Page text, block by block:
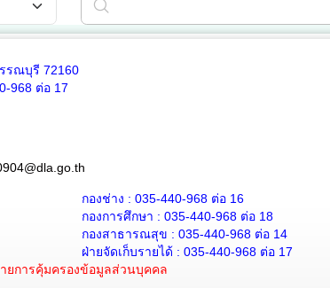
รณบุรี 72160
968 ต่อ 17
กองช่าง : 035-440-968 ต่อ 16
กองการศึกษา : 035-440-968 ต่อ 18
กองสาธารณสุข : 035-440-968 ต่อ 14
ฝ่ายจัดเก็บรายได้ : 035-440-968 ต่อ 17
ยการคุ้มครองข้อมูลส่วนบุคคล